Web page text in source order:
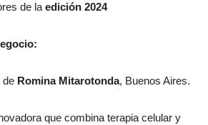
de la edición 2024
de Romina Mitarotonda, Buenos Aires.
que combina terapia celular y